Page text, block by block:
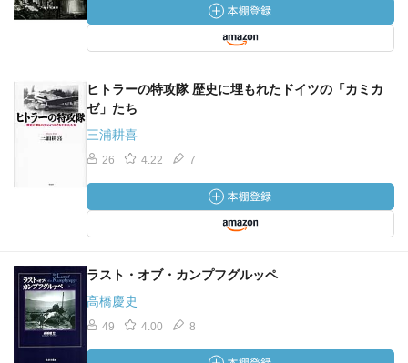
ヒトラーの特攻隊 歴史に埋もれたドイツの「カミカ
ゼ」たち
三浦耕喜
26 4.22 7
ラスト・オブ・カンプフグルッペ
高橋慶史
49 4.00 8